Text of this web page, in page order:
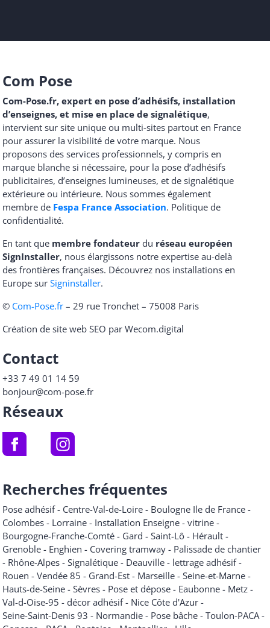
Com Pose
Com-Pose.fr, expert en pose d’adhésifs, installation
d’enseignes, et mise en place de signalétique,
intervient sur site unique ou multi-sites partout en France
pour assurer la visibilité de votre marque. Nous
proposons des services professionnels, y compris en
marque blanche si nécessaire, pour la pose d’adhésifs
publicitaires, d’enseignes lumineuses, et de signalétique
extérieure ou intérieure. Nous sommes également
membre de Fespa France Association. Politique de
confidentialité.
En tant que membre fondateur du réseau européen
SignInstaller, nous élargissons notre expertise au-delà
des frontières françaises. Découvrez nos installations en
Europe sur Signinstaller.
© Com-Pose.fr – 29 rue Tronchet – 75008 Paris
Création de site web SEO par Wecom.digital
Contact
+33 7 49 01 14 59
bonjour@com-pose.fr
Réseaux
Recherches fréquentes
Pose adhésif - Centre-Val-de-Loire - Boulogne Ile de France -
Colombes - Lorraine - Installation Enseigne - vitrine -
Bourgogne-Franche-Comté - Gard - Saint-Lô - Hérault -
Grenoble - Enghien - Covering tramway - Palissade de chantier
- Rhône-Alpes - Signalétique - Deauville - lettrage adhésif -
Rouen - Vendée 85 - Grand-Est - Marseille - Seine-et-Marne -
Hauts-de-Seine - Sèvres - Pose et dépose - Eaubonne - Metz -
Val-d-Oise-95 - décor adhésif - Nice Côte d'Azur -
Seine-Saint-Denis 93 - Normandie - Pose bâche - Toulon-PACA -